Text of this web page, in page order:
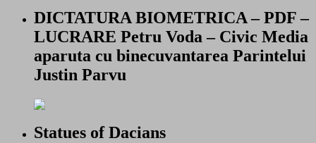
DICTATURA BIOMETRICA – PDF –
LUCRARE Petru Voda – Civic Media
aparuta cu binecuvantarea Parintelui
Justin Parvu
Statues of Dacians